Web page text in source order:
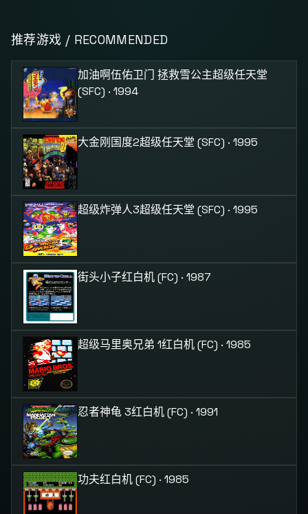
超级任
天堂
(SFC)1994
天堂
(SFC)1995
(FC)1987
推荐游戏 / RECOMMENDED
加油啊伍佑卫门 拯救雪公主超级任天堂
(SFC) · 1994
大金刚国度2超级任天堂 (SFC) · 1995
超级炸弹人3超级任天堂 (SFC) · 1995
街头小子红白机 (FC) · 1987
超级马里奥兄弟 1红白机 (FC) · 1985
忍者神龟 3红白机 (FC) · 1991
功夫红白机 (FC) · 1985